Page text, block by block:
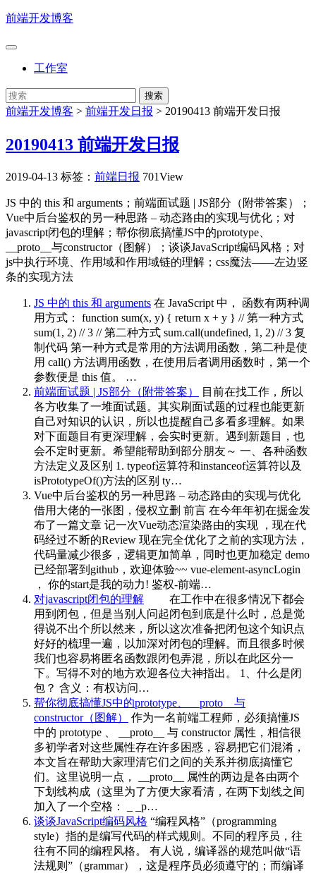
前端开发博客
工作室
前端开发博客 > 前端开发日报 > 20190413 前端开发日报
20190413 前端开发日报
2019-04-13 标签： 前端日报 701View
JS 中的 this 和 arguments；前端面试题 | JS部分（附带答案）；
Vue中后台鉴权的另一种思路 – 动态路由的实现与优化；对
javascript闭包的理解；帮你彻底搞懂JS中的prototype、
__proto__与constructor（图解）；谈谈JavaScript编码风格；对
js中执行环境、作用域和作用域链的理解；css魔法——左边竖
条的实现方法
JS 中的 this 和 arguments 在 JavaScript 中， 函数有两种调
用方式： function sum(x, y) { return x + y } // 第一种方式
sum(1, 2) // 3 // 第二种方式 sum.call(undefined, 1, 2) // 3 复
制代码 第一种方式是常用的方法调用函数，第二种是使
用 call() 方法调用函数，在使用后者调用函数时，第一个
参数便是 this 值。 …
前端面试题 | JS部分（附带答案）
目前在找工作，所以
各方收集了一堆面试题。其实刷面试题的过程也能更新
自己对知识的认识，所以也提醒自己多看多理解。如果
对下面题目有更深理解，会实时更新。遇到新题目，也
会不定时更新。希望能帮助到部分朋友～ 一、各种函数
方法定义及区别 1. typeof运算符和instanceof运算符以及
isPrototypeOf()方法的区别 ty…
Vue中后台鉴权的另一种思路 – 动态路由的实现与优化
借用大佬的一张图，侵权立删 前言 在今年年初在掘金发
布了一篇文章 记一次Vue动态渲染路由的实现 ，现在代
码经过不断的Review 现在完全优化了之前的实现方法，
代码量减少很多，逻辑更加简单，同时也更加稳定 demo
已经部署到github，欢迎体验~~ vue-element-asyncLogin
， 你的start是我的动力! 鉴权-前端…
对javascript闭包的理解 在工作中在很多情况下都会
用到闭包，但是当别人问起闭包到底是什么时，总是觉
得说不出个所以然来，所以这次准备把闭包这个知识点
好好的梳理一遍，以加深对闭包的理解。而且很多时候
我们也容易将匿名函数跟闭包弄混，所以在此区分一
下。写得不对的地方欢迎各位大神指出。 1、什么是闭
包？ 含义：有权访问…
帮你彻底搞懂JS中的prototype、__proto__与
constructor（图解）
作为一名前端工程师，必须搞懂JS
中的 prototype 、 __proto__ 与 constructor 属性，相信很
多初学者对这些属性存在许多困惑，容易把它们混淆，
本文旨在帮助大家理清它们之间的关系并彻底搞懂它
们。这里说明一点， __proto__ 属性的两边是各由两个
下划线构成（这里为了方便大家看清，在两下划线之间
加入了一个空格： _ _p…
谈谈JavaScript编码风格 “编程风格”（programming
style）指的是编写代码的样式规则。不同的程序员，往
往有不同的编程风格。 有人说，编译器的规范叫做“语
法规则”（grammar），这是程序员必须遵守的；而编译